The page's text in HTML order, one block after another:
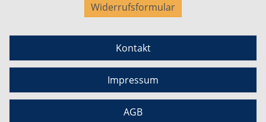
Widerrufsformular
Kontakt
Impressum
AGB